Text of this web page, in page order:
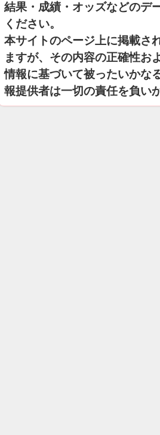
結果・成績・オッズなどのデ
ください。
本サイトのページ上に掲載さ
ますが、その内容の正確性お
情報に基づいて被ったいかな
報提供者は一切の責任を負い